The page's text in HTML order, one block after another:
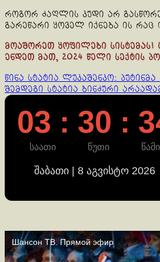
როგორ ძაღლის კუდი არ
გარეწარი ყოველ იქნება ის რაც
მოაშორეთ ყოფილები სისტემას!
ენდეთ მათ, 2024 წელი სექტის
Continue
Reading
წინა სტატია ლუკაშენკო:
შემდეგი სტატია ბინძური
03 : 30 :
საათი წუთი წამი
შაბათი | 8 აგვისტო 2026